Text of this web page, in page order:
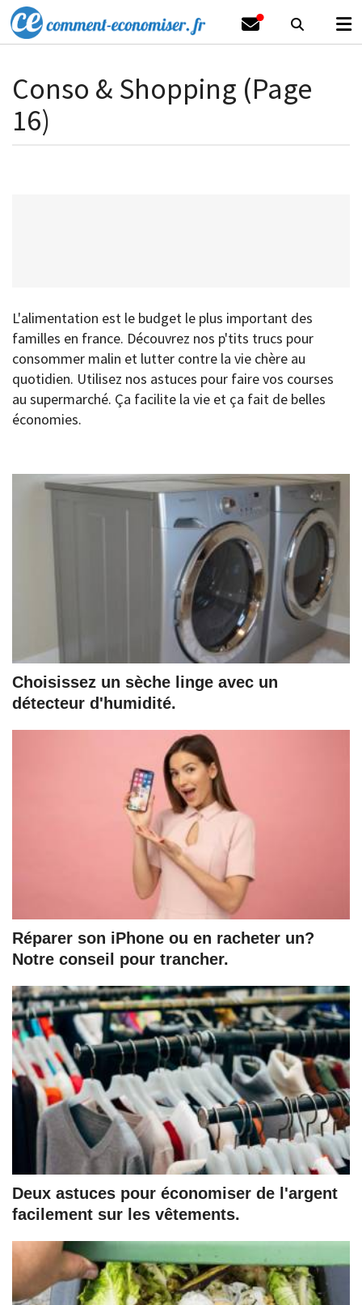
Conso & Shopping (Page
16)
L'alimentation est le budget le plus important des
familles en france. Découvrez nos p'tits trucs pour
consommer malin et lutter contre la vie chère au
quotidien. Utilisez nos astuces pour faire vos courses
au supermarché. Ça facilite la vie et ça fait de belles
économies.
Choisissez un sèche linge avec un
détecteur d'humidité.
Réparer son iPhone ou en racheter un?
Notre conseil pour trancher.
Deux astuces pour économiser de l'argent
facilement sur les vêtements.